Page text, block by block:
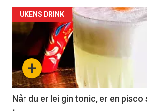
+
UKENS DRINK
Når du er lei gin tonic, er en pisco